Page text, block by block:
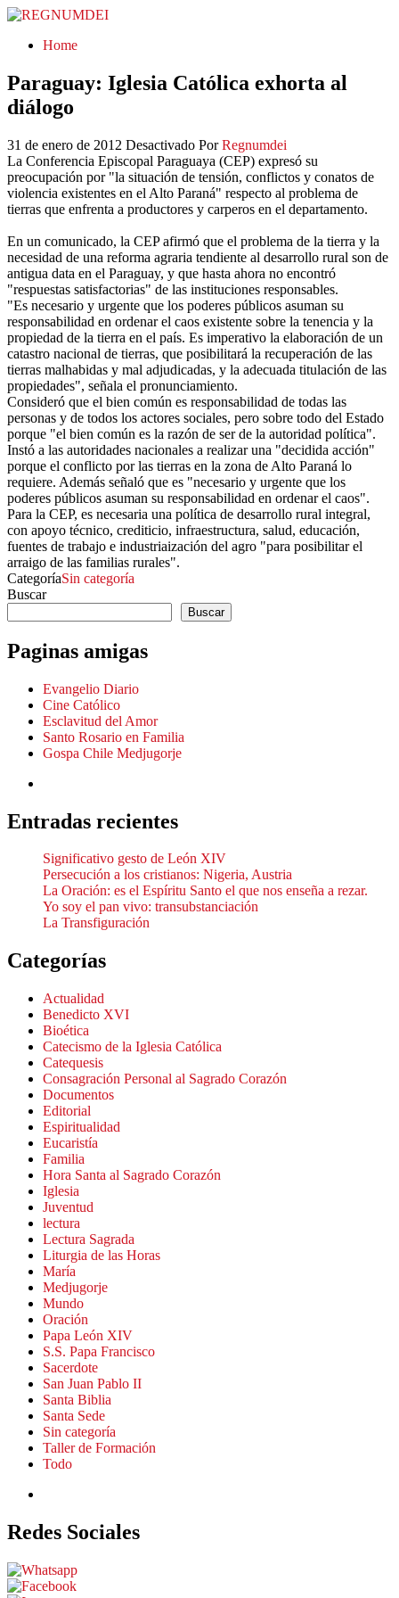
REGNUMDEI
Home
Paraguay: Iglesia Católica exhorta al
diálogo
31 de enero de 2012 Desactivado Por Regnumdei
La Conferencia Episcopal Paraguaya (CEP) expresó su
preocupación por "la situación de tensión, conflictos y conatos de
violencia existentes en el Alto Paraná" respecto al problema de
tierras que enfrenta a productores y carperos en el departamento.
En un comunicado, la CEP afirmó que el problema de la tierra y la
necesidad de una reforma agraria tendiente al desarrollo rural son de
antigua data en el Paraguay, y que hasta ahora no encontró
"respuestas satisfactorias" de las instituciones responsables.
"Es necesario y urgente que los poderes públicos asuman su
responsabilidad en ordenar el caos existente sobre la tenencia y la
propiedad de la tierra en el país. Es imperativo la elaboración de un
catastro nacional de tierras, que posibilitará la recuperación de las
tierras malhabidas y mal adjudicadas, y la adecuada titulación de las
propiedades", señala el pronunciamiento.
Consideró que el bien común es responsabilidad de todas las
personas y de todos los actores sociales, pero sobre todo del Estado
porque "el bien común es la razón de ser de la autoridad política".
Instó a las autoridades nacionales a realizar una "decidida acción"
porque el conflicto por las tierras en la zona de Alto Paraná lo
requiere. Además señaló que es "necesario y urgente que los
poderes públicos asuman su responsabilidad en ordenar el caos".
Para la CEP, es necesaria una política de desarrollo rural integral,
con apoyo técnico, crediticio, infraestructura, salud, educación,
fuentes de trabajo e industriaización del agro "para posibilitar el
arraigo de las familias rurales".
CategoríaSin categoría
Buscar
Buscar
Paginas amigas
Evangelio Diario
Cine Católico
Esclavitud del Amor
Santo Rosario en Familia
Gospa Chile Medjugorje
Entradas recientes
Significativo gesto de León XIV
Persecución a los cristianos: Nigeria, Austria
La Oración: es el Espíritu Santo el que nos enseña a rezar.
Yo soy el pan vivo: transubstanciación
La Transfiguración
Categorías
Actualidad
Benedicto XVI
Bioética
Catecismo de la Iglesia Católica
Catequesis
Consagración Personal al Sagrado Corazón
Documentos
Editorial
Espiritualidad
Eucaristía
Familia
Hora Santa al Sagrado Corazón
Iglesia
Juventud
lectura
Lectura Sagrada
Liturgia de las Horas
María
Medjugorje
Mundo
Oración
Papa León XIV
S.S. Papa Francisco
Sacerdote
San Juan Pablo II
Santa Biblia
Santa Sede
Sin categoría
Taller de Formación
Todo
Redes Sociales